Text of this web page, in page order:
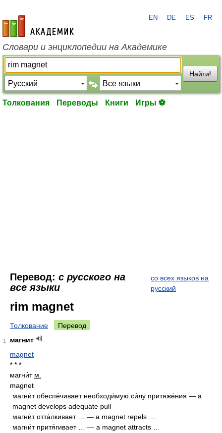
academic.ru
EN DE ES FR
Словари и энциклопедии на Академике
Найти!
Толкования Переводы Книги Игры ⚽
Перевод: с русского на
все языки
со всех языков на
русский
rim magnet
Толкование Перевод
1
магнит
magnet
* * *
магни́т м.
magnet
магни́т обеспе́чивает необходи́мую си́лу притяже́ния — a
magnet develops adequate pull
магни́т отта́лкивает … — a magnet repels …
магни́т притя́гивает … — a magnet attracts …